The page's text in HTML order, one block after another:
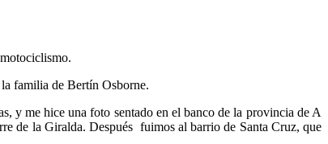
familia de Bertín Osborne.
y me hice una foto sentado en el banco de la provincia de A
de la Giralda. Después fuimos al barrio de Santa Cruz, que